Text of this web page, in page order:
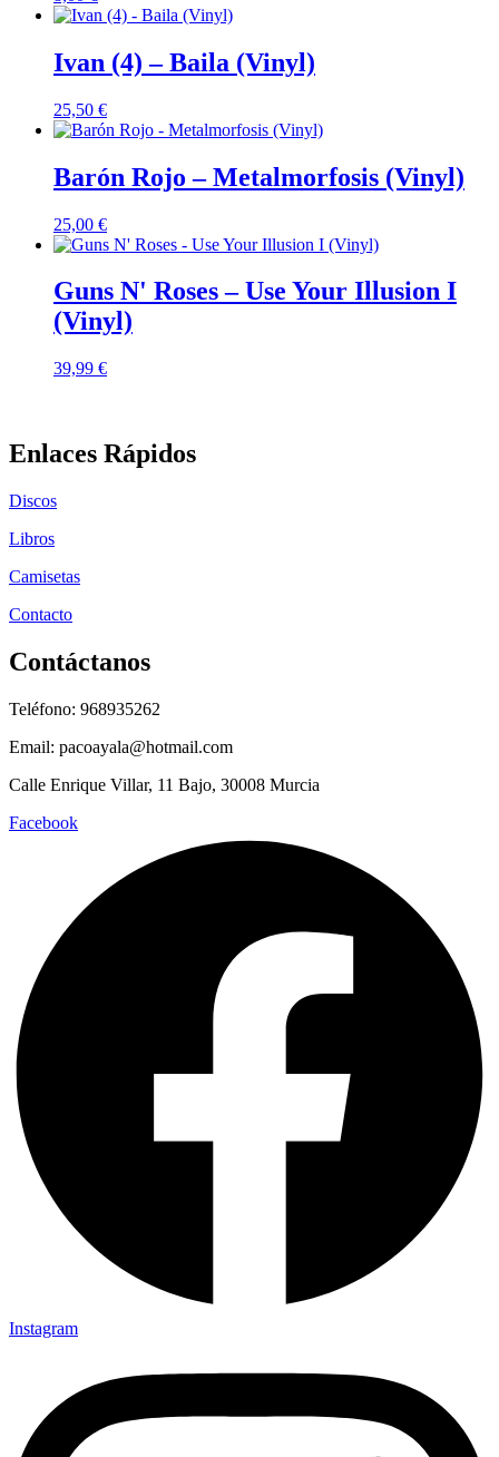
Ivan (4) – Baila (Vinyl)
25,50 €
Barón Rojo – Metalmorfosis (Vinyl)
25,00 €
Guns N' Roses – Use Your Illusion I
(Vinyl)
39,99 €
Enlaces Rápidos
Discos
Libros
Camisetas
Contacto
Contáctanos
Teléfono: 968935262
Email: pacoayala@hotmail.com
Calle Enrique Villar, 11 Bajo, 30008 Murcia
Facebook
Instagram